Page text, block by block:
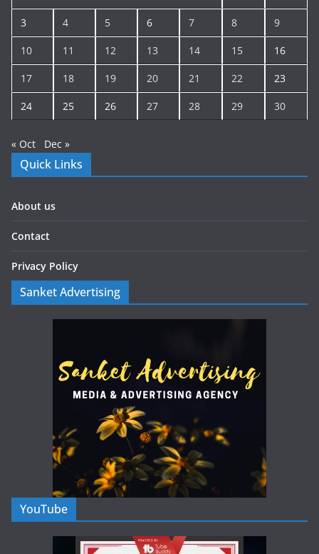
3 4 5 6 7 8 9
10 11 12 13 14 15 16
17 18 19 20 21 22 23
24 25 26 27 28 29 30
« Oct Dec »
Quick Links
About us
Contact
Privacy Policy
Sanket Advertising
YouTube